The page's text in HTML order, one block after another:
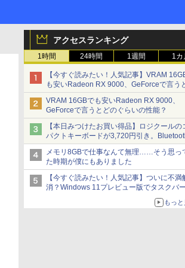
アクセスランキング
1時間 24時間 1週間 1カ
【今すぐ読みたい！人気記事】VRAM
も安いRadeon RX 9000、GeForceで言う
のぐらいの性能？ - PC Watch
VRAM 16GBでも安いRadeon RX 9000、
GeForceで言うとどのぐらいの性能？
【本日みつけたお買い得品】ロジクールの
パクトキーボードが3,720円引き。
台接続対応
メモリ8GBで仕事なんて無理……そう思っ
た時期が僕にもありました
【今すぐ読みたい！人気記事】ついに不満
消？Windows 11プレビュー版でタスクバ
もっ